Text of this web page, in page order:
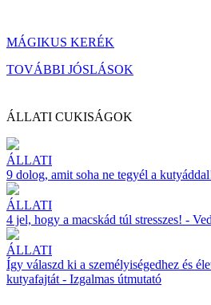
MÁGIKUS KERÉK
TOVÁBBI JÓSLÁSOK
ÁLLATI CUKISÁGOK
ÁLLATI
9 dolog, amit soha ne tegyél a
ÁLLATI
4 jel, hogy a macskád túl stresszes! -
ÁLLATI
Így válaszd ki a személyiségedhez és
kutyafajtát - Izgalmas útmutató